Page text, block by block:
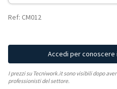
Ref: CM012
Accedi per
I prezzi su Tecniwork.it sono visibili dopo
professionisti del settore.